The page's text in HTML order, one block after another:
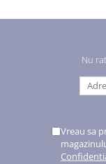
Nu
Vreau sa